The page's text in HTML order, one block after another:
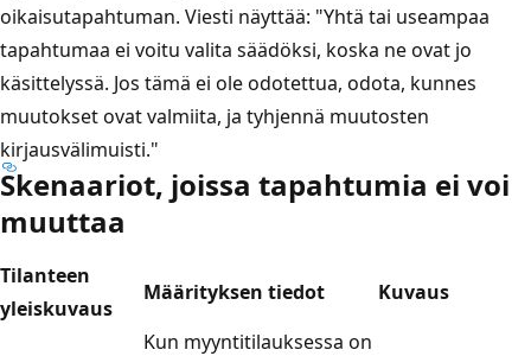
oikaisutapahtuman. Viesti näyttää: "Yhtä tai useampaa
tapahtumaa ei voitu valita säädöksi, koska ne ovat jo
käsittelyssä. Jos tämä ei ole odotettua, odota, kunnes
muutokset ovat valmiita, ja tyhjennä muutosten
kirjausvälimuisti."
Skenaariot, joissa tapahtumia ei voi
muuttaa
Tilanteen
yleiskuvaus
Määrityksen tiedot Kuvaus
Kun myyntitilauksessa on